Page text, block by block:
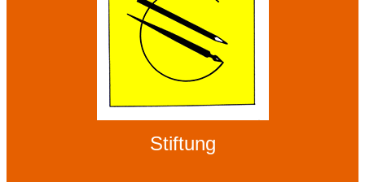
Stiftung